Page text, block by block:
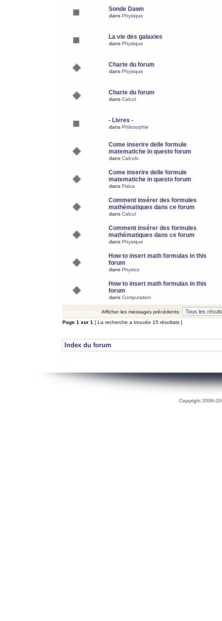
Sonde Dawn
dans Physique
La vie des galaxies
dans Physique
Charte du forum
dans Physique
Charte du forum
dans Calcul
- Livres -
dans Philosophie
Come inserire delle formule
matematiche in questo forum
dans Calcolo
Come inserire delle formule
matematiche in questo forum
dans Fisica
Comment insérer des formules
mathématiques dans ce forum
dans Calcul
Comment insérer des formules
mathématiques dans ce forum
dans Physique
How to insert math formulas in this
forum
dans Physics
How to insert math formulas in this
forum
dans Computation
Afficher les messages précédents:
Page 1 sur 1 [ La recherche a trouvée 15 résultats ]
Index du forum
Copyright 2006-